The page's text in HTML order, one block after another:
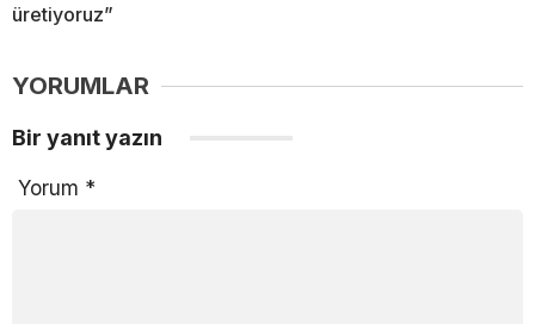
üretiyoruz”
YORUMLAR
Bir yanıt yazın
Yorum *